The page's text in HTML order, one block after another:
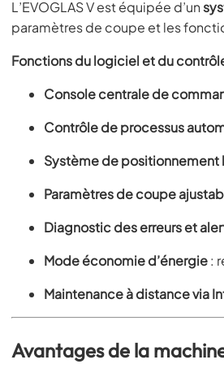
L’EVOGLAS V est équipée d’un
paramètres de coupe et les
Fonctions du logiciel et du
Console centrale de
Contrôle de processus
Système de positionnement
Paramètres de coupe
Diagnostic des erreurs et
Mode économie d’énergie:
Maintenance à distance via
Avantages de la